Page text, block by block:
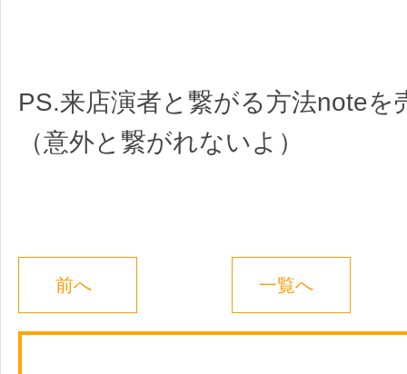
PS.来店演者と繋がる方法noteを
（意外と繋がれないよ）
前へ 一覧へ